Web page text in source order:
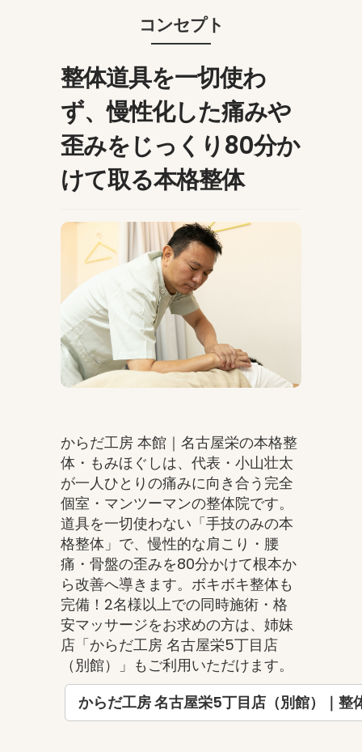
コンセプト
整体道具を一切使わ
ず、慢性化した痛みや
歪みをじっくり80分か
けて取る本格整体
からだ工房 本館｜名古屋栄の本格整
体・もみほぐしは、代表・小山壮太
が一人ひとりの痛みに向き合う完全
個室・マンツーマンの整体院です。
道具を一切使わない「手技のみの本
格整体」で、慢性的な肩こり・腰
痛・骨盤の歪みを80分かけて根本か
ら改善へ導きます。ボキボキ整体も
完備！2名様以上での同時施術・格
安マッサージをお求めの方は、姉妹
店「からだ工房 名古屋栄5丁目店
（別館）」もご利用いただけます。
からだ工房 名古屋栄5丁目店（別館）｜